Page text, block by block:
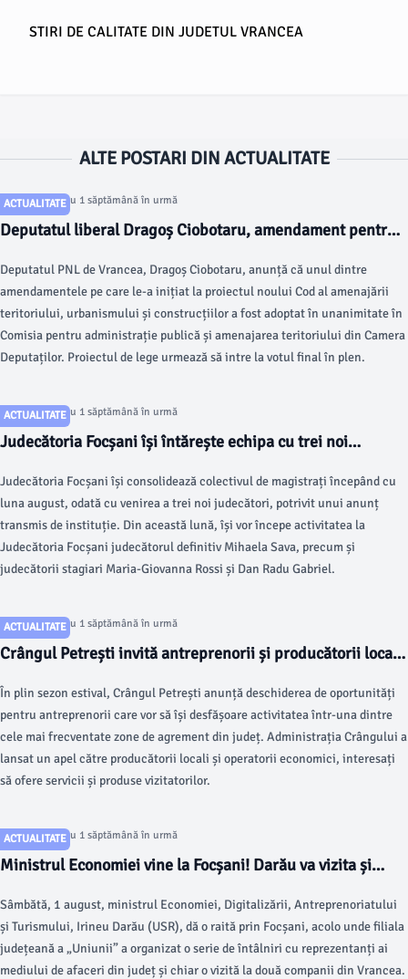
STIRI DE CALITATE DIN JUDETUL VRANCEA
ALTE POSTARI DIN ACTUALITATE
ACTUALITATE
Articol postat cu 1 săptămână în urmă
Deputatul liberal Dragoș Ciobotaru, amendament pentru
Deputatul PNL de Vrancea, Dragoș Ciobotaru, anunță că unul dintre
amendamentele pe care le-a inițiat la proiectul noului Cod al amenajării
teritoriului, urbanismului și construcțiilor a fost adoptat în unanimitate în
Comisia pentru administrație publică și amenajarea teritoriului din Camera
Deputaților. Proiectul de lege urmează să intre la votul final în plen.
ACTUALITATE
Articol postat cu 1 săptămână în urmă
Judecătoria Focșani își întărește echipa cu trei noi
Judecătoria Focșani își consolidează colectivul de magistrați începând cu
luna august, odată cu venirea a trei noi judecători, potrivit unui anunț
transmis de instituție. Din această lună, își vor începe activitatea la
Judecătoria Focșani judecătorul definitiv Mihaela Sava, precum și
judecătorii stagiari Maria-Giovanna Rossi și Dan Radu Gabriel.
ACTUALITATE
Articol postat cu 1 săptămână în urmă
Crângul Petrești invită antreprenorii și producătorii locali
agrement din Vrancea
În plin sezon estival, Crângul Petrești anunță deschiderea de oportunități
pentru antreprenorii care vor să își desfășoare activitatea într-una dintre
cele mai frecventate zone de agrement din județ. Administrația Crângului a
lansat un apel către producătorii locali și operatorii economici, interesați
să ofere servicii și produse vizitatorilor.
ACTUALITATE
Articol postat cu 1 săptămână în urmă
Ministrul Economiei vine la Focșani! Darău va vizita și
Valentin Rezmeriță
Sâmbătă, 1 august, ministrul Economiei, Digitalizării, Antreprenoriatului
și Turismului, Irineu Darău (USR), dă o raită prin Focșani, acolo unde filiala
județeană a „Uniunii” a organizat o serie de întâlniri cu reprezentanți ai
mediului de afaceri din județ și chiar o vizită la două companii din Vrancea.